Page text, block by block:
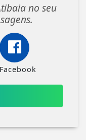
no seu
Facebook